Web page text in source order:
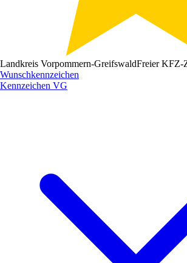
Landkreis Vorpommern-GreifswaldFreier KFZ-
Wunschkennzeichen
Kennzeichen VG